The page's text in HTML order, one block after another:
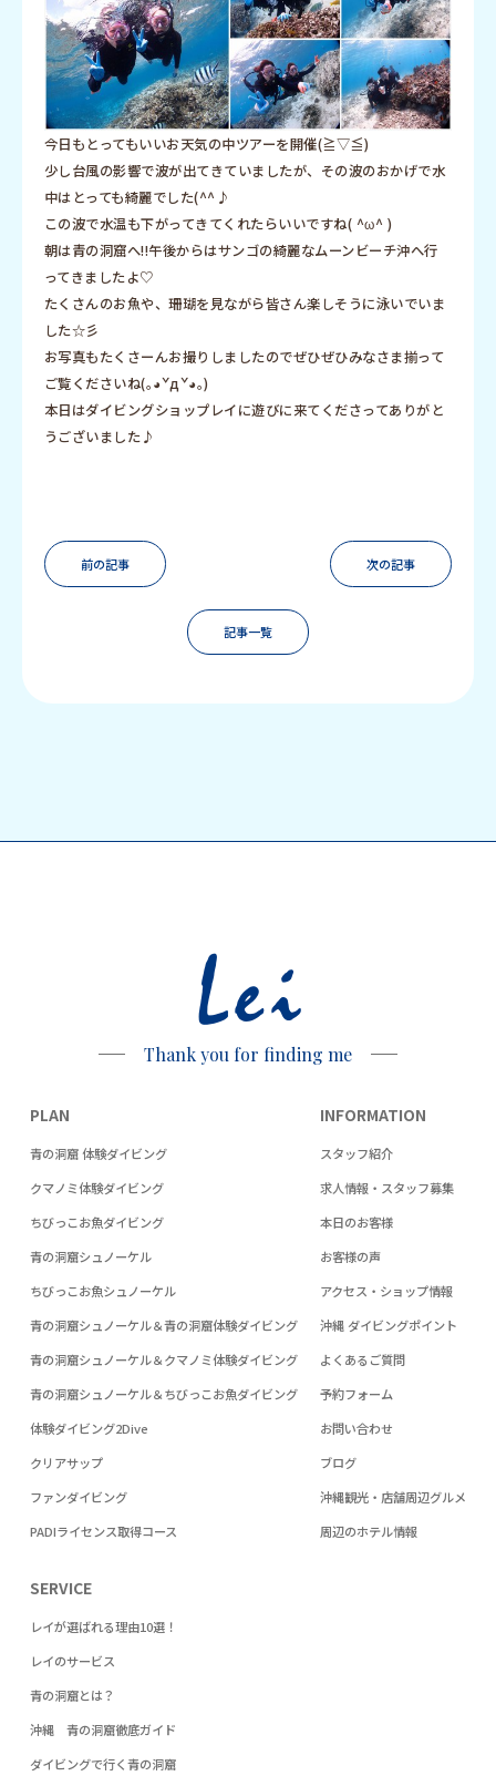
今日もとってもいいお天気の中ツアーを開催(≧▽≦)
少し台風の影響で波が出てきていましたが、その波のおかげで水
中はとっても綺麗でした(^^♪
この波で水温も下がってきてくれたらいいですね( ^ω^ )
朝は青の洞窟へ!!午後からはサンゴの綺麗なムーンビーチ沖へ行
ってきましたよ♡
たくさんのお魚や、珊瑚を見ながら皆さん楽しそうに泳いでいま
した☆彡
お写真もたくさーんお撮りしましたのでぜひぜひみなさま揃って
ご覧くださいね(｡◕ˇдˇ​◕｡)
本日はダイビングショップレイに遊びに来てくださってありがと
うございました♪
前の記事
記事一覧
次の記事
Lei
Thank you for finding me
PLAN
青の洞窟 体験ダイビング
クマノミ体験ダイビング
ちびっこお魚ダイビング
青の洞窟シュノーケル
ちびっこお魚シュノーケル
青の洞窟シュノーケル＆青の洞窟体験ダイビング
青の洞窟シュノーケル＆クマノミ体験ダイビング
青の洞窟シュノーケル＆ちびっこお魚ダイビング
体験ダイビング2Dive
クリアサップ
ファンダイビング
PADIライセンス取得コース
SERVICE
レイが選ばれる理由10選！
レイのサービス
青の洞窟とは？
沖縄 青の洞窟徹底ガイド
ダイビングで行く青の洞窟
INFORMATION
スタッフ紹介
求人情報・スタッフ募集
本日のお客様
お客様の声
アクセス・ショップ情報
沖縄 ダイビングポイント
よくあるご質問
予約フォーム
お問い合わせ
ブログ
沖縄観光・店舗周辺グルメ
周辺のホテル情報